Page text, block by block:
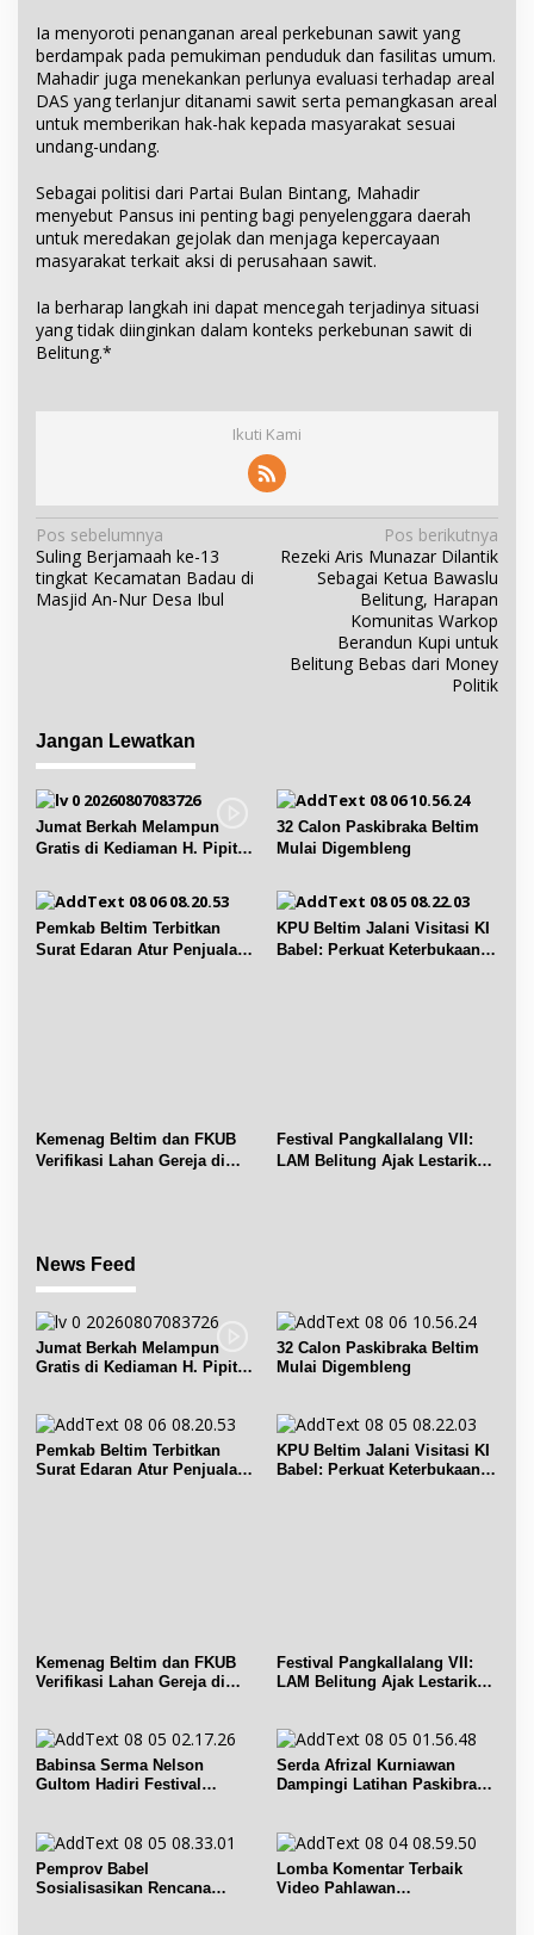
Ia menyoroti penanganan areal perkebunan sawit yang
berdampak pada pemukiman penduduk dan fasilitas umum.
Mahadir juga menekankan perlunya evaluasi terhadap areal
DAS yang terlanjur ditanami sawit serta pemangkasan areal
untuk memberikan hak-hak kepada masyarakat sesuai
undang-undang.
Sebagai politisi dari Partai Bulan Bintang, Mahadir
menyebut Pansus ini penting bagi penyelenggara daerah
untuk meredakan gejolak dan menjaga kepercayaan
masyarakat terkait aksi di perusahaan sawit.
Ia berharap langkah ini dapat mencegah terjadinya situasi
yang tidak diinginkan dalam konteks perkebunan sawit di
Belitung.*
Ikuti Kami
N
a
v
i
p
o
s
Pos sebelumnya
Suling Berjamaah ke-13
tingkat Kecamatan Badau di
Masjid An-Nur Desa Ibul
Pos berikutnya
Rezeki Aris Munazar Dilantik
Sebagai Ketua Bawaslu
Belitung, Harapan
Komunitas Warkop
Berandun Kupi untuk
Belitung Bebas dari Money
Politik
Jangan Lewatkan
Jumat Berkah Melampun
Gratis di Kediaman H. Pipit
32 Calon Paskibraka Beltim
Mulai Digembleng
Pemkab Beltim Terbitkan
Surat Edaran Atur Penjualan
KPU Beltim Jalani Visitasi KI
Babel: Perkuat Keterbukaan
Kemenag Beltim dan FKUB
Verifikasi Lahan Gereja di
Festival Pangkallalang VII:
LAM Belitung Ajak Lestarikan
News Feed
Jumat Berkah Melampun
Gratis di Kediaman H. Pipit
32 Calon Paskibraka Beltim
Mulai Digembleng
Pemkab Beltim Terbitkan
Surat Edaran Atur Penjualan
KPU Beltim Jalani Visitasi KI
Babel: Perkuat Keterbukaan
Kemenag Beltim dan FKUB
Verifikasi Lahan Gereja di
Festival Pangkallalang VII:
LAM Belitung Ajak Lestarikan
Babinsa Serma Nelson
Gultom Hadiri Festival
Serda Afrizal Kurniawan
Dampingi Latihan Paskibra
Pemprov Babel
Sosialisasikan Rencana
Lomba Komentar Terbaik
Video Pahlawan